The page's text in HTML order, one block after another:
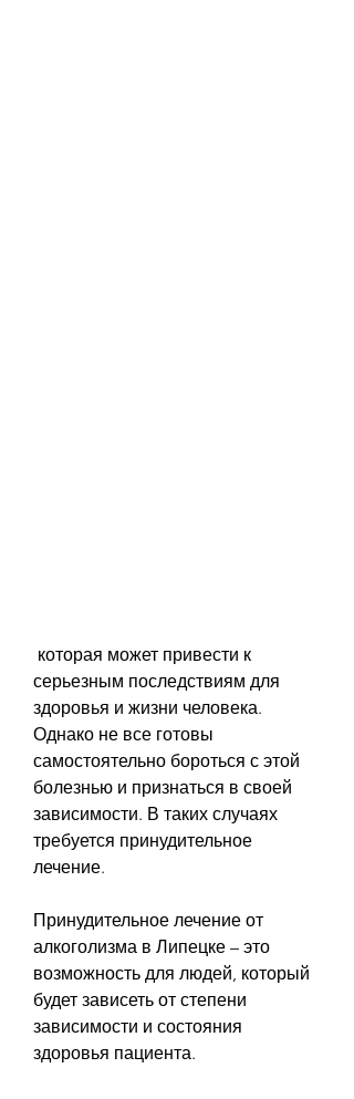
серьезным последствиям для
здоровья и жизни человека.
Однако не все готовы
самостоятельно бороться с этой
болезнью и признаться в своей
зависимости. В таких случаях
требуется принудительное
лечение.
Принудительное лечение от
алкоголизма в Липецке – это
возможность для людей, который
будет зависеть от степени
зависимости и состояния
здоровья пациента.